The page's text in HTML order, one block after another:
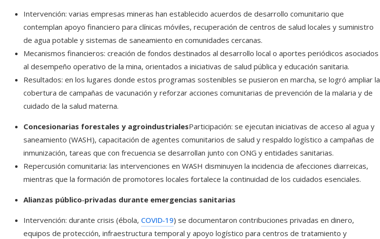
Intervención: varias empresas mineras han establecido acuerdos de desarrollo comunitario que
contemplan apoyo financiero para clínicas móviles, recuperación de centros de salud locales y suministro
de agua potable y sistemas de saneamiento en comunidades cercanas.
Mecanismos financieros: creación de fondos destinados al desarrollo local o aportes periódicos asociados
al desempeño operativo de la mina, orientados a iniciativas de salud pública y educación sanitaria.
Resultados: en los lugares donde estos programas sostenibles se pusieron en marcha, se logró ampliar la
cobertura de campañas de vacunación y reforzar acciones comunitarias de prevención de la malaria y de
cuidado de la salud materna.
Concesionarias forestales y agroindustrialesParticipación: se ejecutan iniciativas de acceso al agua y
saneamiento (WASH), capacitación de agentes comunitarios de salud y respaldo logístico a campañas de
inmunización, tareas que con frecuencia se desarrollan junto con ONG y entidades sanitarias.
Repercusión comunitaria: las intervenciones en WASH disminuyen la incidencia de afecciones diarreicas,
mientras que la formación de promotores locales fortalece la continuidad de los cuidados esenciales.
Alianzas público‑privadas durante emergencias sanitarias
Intervención: durante crisis (ébola, COVID‑19) se documentaron contribuciones privadas en dinero,
equipos de protección, infraestructura temporal y apoyo logístico para centros de tratamiento y